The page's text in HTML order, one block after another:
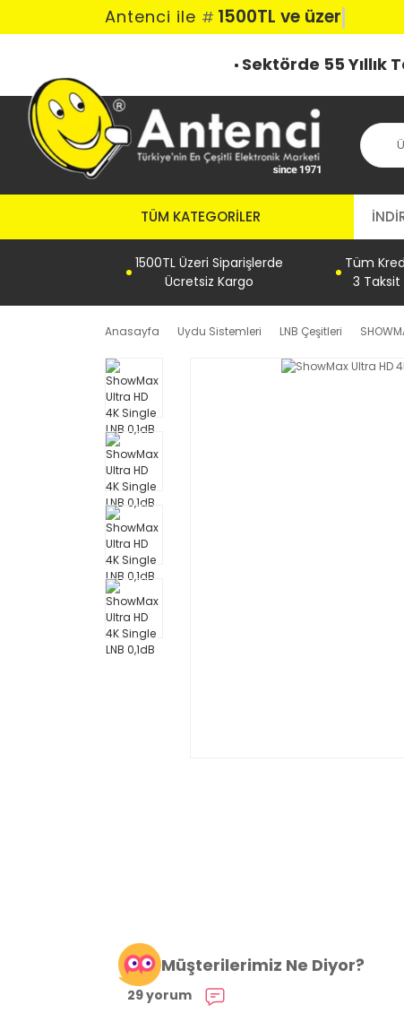
Antenci ile # 1500TL ve üzeri k
Sektörde 55 Yıllık
TÜM KATEGORILER
1500TL Üzeri Siparişlerde
Ücretsiz Kargo
Tüm
3
Anasayfa Uydu Sistemleri LNB Çeşitleri
Müşterilerimiz Ne Diyor?
29 yorum